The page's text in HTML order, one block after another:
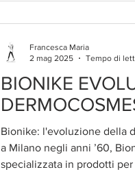
BIONIKE
Bionike: l'evoluzione della
a Milano negli anni ’60,
specializzata in prodotti
Francesca Maria
2 mag 2025
Tempo di